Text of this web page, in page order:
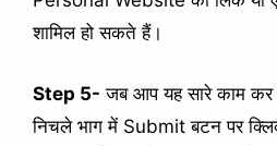
शामिल हो सकते हैं।
Step 5- जब आप यह सारे काम
निचले भाग में Submit बटन पर